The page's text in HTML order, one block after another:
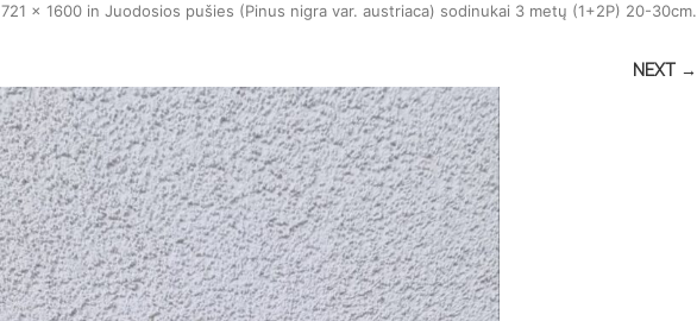
721 × 1600 in Juodosios pušies (Pinus nigra var. austriaca) sodinukai 3 metų (1+2P) 20-30cm.
NEXT →